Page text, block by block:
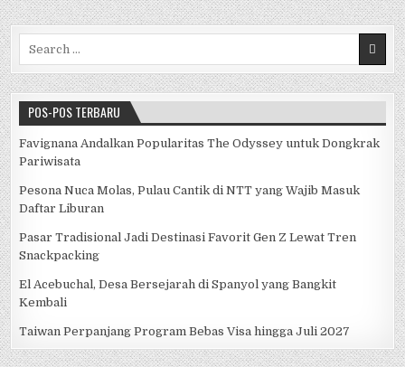
POS-POS TERBARU
Favignana Andalkan Popularitas The Odyssey untuk Dongkrak
Pariwisata
Pesona Nuca Molas, Pulau Cantik di NTT yang Wajib Masuk
Daftar Liburan
Pasar Tradisional Jadi Destinasi Favorit Gen Z Lewat Tren
Snackpacking
El Acebuchal, Desa Bersejarah di Spanyol yang Bangkit
Kembali
Taiwan Perpanjang Program Bebas Visa hingga Juli 2027